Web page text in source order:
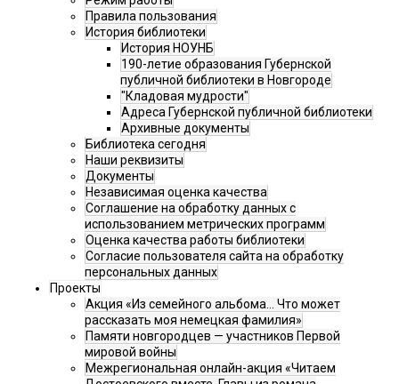
Правила пользования
История библиотеки
История НОУНБ
190-летие образования Губернской
публичной библиотеки в Новгороде
"Кладовая мудрости"
Адреса Губернской публичной библиотеки
Архивные документы
Библиотека сегодня
Наши реквизиты
Документы
Независимая оценка качества
Соглашение на обработку данных с
использованием метрических программ
Оценка качества работы библиотеки
Согласие пользователя сайта на обработку
персональных данных
Проекты
Акция «Из семейного альбома... Что может
рассказать моя немецкая фамилия»
Памяти новгородцев — участников Первой
мировой войны
Межрегиональная онлайн-акция «Читаем